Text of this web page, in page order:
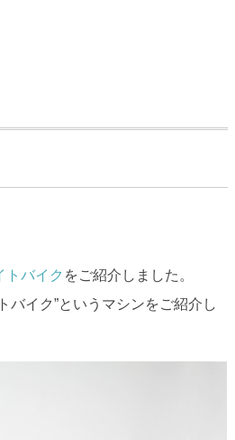
トバイク をご紹介しました。
バイク”というマシンをご紹介し